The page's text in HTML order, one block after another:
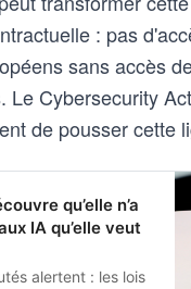
: pas
sans accès
Le Cybersecurity
de pousser cette
qu’elle n’a
IA qu’elle veut
alertent : les lois